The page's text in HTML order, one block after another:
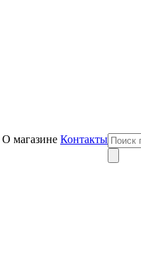
О магазине Контакты